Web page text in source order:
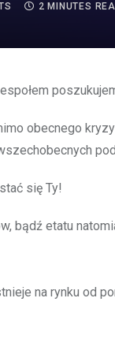
2 MINUTES
obecnego
się Ty!
bądź etatu
na rynku od